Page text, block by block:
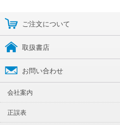
ご注文について
取扱書店
お問い合わせ
会社案内
正誤表